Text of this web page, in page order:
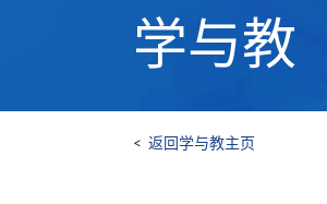
学与教
< 返回学与教主页